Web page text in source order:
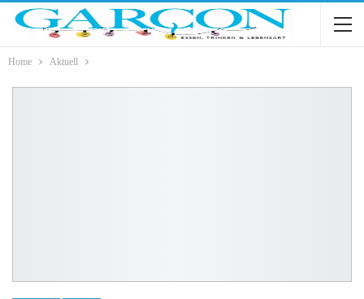
Home Aktuell